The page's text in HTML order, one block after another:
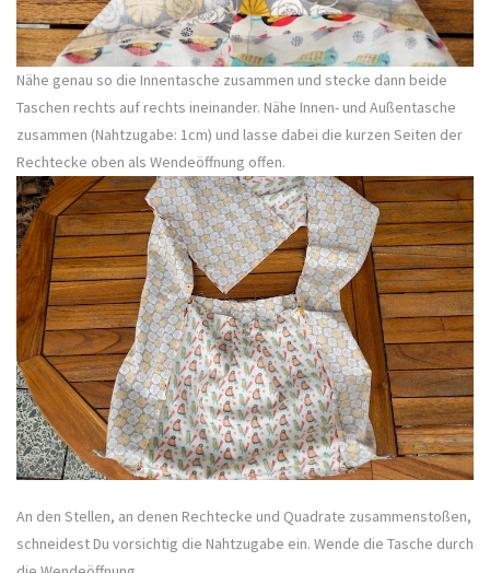
Nähe genau so die Innentasche zusammen und stecke dann beide
Taschen rechts auf rechts ineinander. Nähe Innen- und Außentasche
zusammen (Nahtzugabe: 1cm) und lasse dabei die kurzen Seiten der
Rechtecke oben als Wendeöffnung offen.
An den Stellen, an denen Rechtecke und Quadrate zusammenstoßen,
schneidest Du vorsichtig die Nahtzugabe ein. Wende die Tasche durch